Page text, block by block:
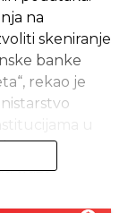
na
skeniranje
banke
rekao je
traže